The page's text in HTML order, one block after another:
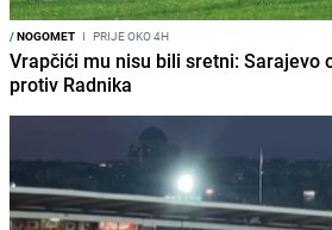
/NOGOMET I PRIJE OKO 4H
Vrapčići mu nisu bili sretni: Sarajevo
protiv Radnika